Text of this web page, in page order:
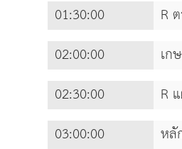
01:30:00
R
02:00:00
เก
02:30:00
R
03:00:00
หลั